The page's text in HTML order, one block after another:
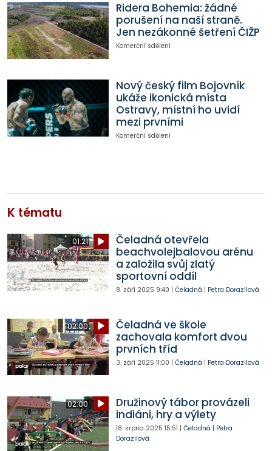
Ridera Bohemia: žádné
porušení na naší straně.
Jen nezákonné šetření ČIŽP
Komerční sdělení
Nový český film Bojovník
ukáže ikonická místa
Ostravy, místní ho uvidí
mezi prvními
Komerční sdělení
K tématu
01:21
Čeladná otevřela
beachvolejbalovou arénu
a založila svůj zlatý
sportovní oddíl
8. září 2025 9:40 | Čeladná | Petra Dorazilová
02:00
Čeladná ve škole
zachovala komfort dvou
prvních tříd
3. září 2025 11:00 | Čeladná | Petra Dorazilová
02:00
Družinový tábor provázeli
indiáni, hry a výlety
18. srpna 2025 15:51 | Čeladná | Petra
Dorazilová